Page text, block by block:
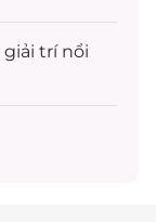
giải trínổi